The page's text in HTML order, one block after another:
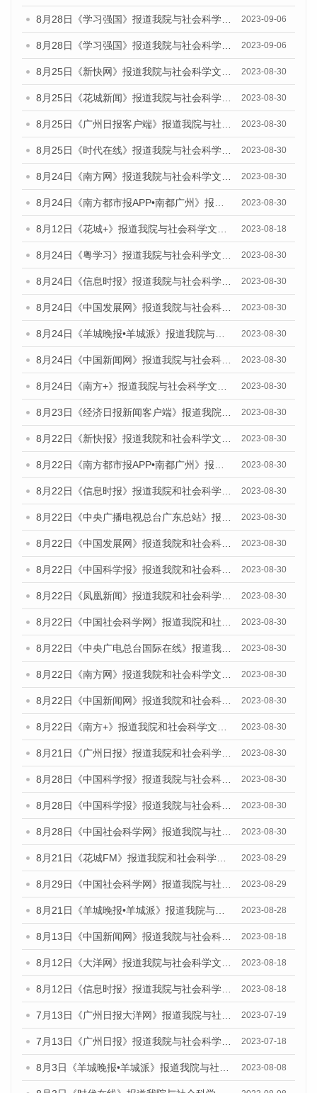
8月28日《学习强国》报道我院与社会科学文献出版社联合发布《广州蓝皮书：广州创新型城市发展报告（2023）》的媒体文章 2023-09-06
8月28日《学习强国》报道我院与社会科学文献出版社联合发布《广州蓝皮书：广州创新型城市发展报告（2023）》的媒体文章 2023-09-06
8月25日《新快网》报道我院与社会科学文献出版社联合发布《广州蓝皮书：广州文化产业发展报告（2023）》的媒体文章 2023-08-30
8月25日《花城新闻》报道我院与社会科学文献出版社联合发布《广州蓝皮书：广州文化产业发展报告（2023）》的媒体文章 2023-08-30
8月25日《广州日报客户端》报道我院与社会科学文献出版社联合发布《广州蓝皮书：广州文化产业发展报告（2023）》的媒体文章 2023-08-30
8月25日《时代在线》报道我院与社会科学文献出版社联合发布《广州蓝皮书：广州文化产业发展报告（2023）》的媒体文章 2023-08-30
8月24日《南方网》报道我院与社会科学文献出版社联合发布《广州蓝皮书：广州文化产业发展报告（2023）》的媒体文章 2023-08-30
8月24日《南方都市报APP•南都广州》报道我院与社会科学文献出版社联合发布《广州蓝皮书：广州文化产业发展报告（2023）》的媒体文章 2023-08-30
8月12日《花城+》报道我院与社会科学文献出版社联合发布的《广州蓝皮书：广州社会发展报告（2023）》视频采访 2023-08-18
8月24日《粤学习》报道我院与社会科学文献出版社联合发布《广州蓝皮书：广州文化产业发展报告（2023）》的媒体文章 2023-08-30
8月24日《信息时报》报道我院与社会科学文献出版社联合发布《广州蓝皮书：广州文化产业发展报告（2023）》的媒体文章 2023-08-30
8月24日《中国发展网》报道我院与社会科学文献出版社联合发布《广州蓝皮书：广州文化产业发展报告（2023）》的媒体文章 2023-08-30
8月24日《羊城晚报•羊城派》报道我院与社会科学文献出版社联合发布《广州蓝皮书：广州文化产业发展报告（2023）》的媒体文章 2023-08-30
8月24日《中国新闻网》报道我院与社会科学文献出版社联合发布《广州蓝皮书：广州文化产业发展报告（2023）》的媒体文章 2023-08-30
8月24日《南方+》报道我院与社会科学文献出版社联合发布《广州蓝皮书：广州文化产业发展报告（2023）》的媒体文章 2023-08-30
8月23日《经济日报新闻客户端》报道我院和社会科学文献出版社联合发布《广州数字经济发展报告（2023）》蓝皮书的媒体报道 2023-08-30
8月22日《新快报》报道我院和社会科学文献出版社联合发布《广州数字经济发展报告（2023）》蓝皮书的媒体报道 2023-08-30
8月22日《南方都市报APP•南都广州》报道我院和社会科学文献出版社联合发布《广州数字经济发展报告（2023）》蓝皮书的媒体报道 2023-08-30
8月22日《信息时报》报道我院和社会科学文献出版社联合发布《广州数字经济发展报告（2023）》蓝皮书的媒体报道 2023-08-30
8月22日《中央广播电视总台广东总站》报道我院和社会科学文献出版社联合发布《广州数字经济发展报告（2023）》蓝皮书的媒体报道 2023-08-30
8月22日《中国发展网》报道我院和社会科学文献出版社联合发布《广州数字经济发展报告（2023）》蓝皮书的媒体报道 2023-08-30
8月22日《中国科学报》报道我院和社会科学文献出版社联合发布《广州数字经济发展报告（2023）》蓝皮书的媒体报道 2023-08-30
8月22日《凤凰新闻》报道我院和社会科学文献出版社联合发布《广州数字经济发展报告（2023）》蓝皮书的媒体报道 2023-08-30
8月22日《中国社会科学网》报道我院和社会科学文献出版社联合发布《广州数字经济发展报告（2023）》蓝皮书的媒体报道 2023-08-30
8月22日《中央广电总台国际在线》报道我院和社会科学文献出版社联合发布《广州数字经济发展报告（2023）》蓝皮书的媒体报道 2023-08-30
8月22日《南方网》报道我院和社会科学文献出版社联合发布《广州数字经济发展报告（2023）》蓝皮书的媒体报道 2023-08-30
8月22日《中国新闻网》报道我院和社会科学文献出版社联合发布《广州数字经济发展报告（2023）》蓝皮书的媒体报道 2023-08-30
8月22日《南方+》报道我院和社会科学文献出版社联合发布《广州数字经济发展报告（2023）》蓝皮书的媒体报道 2023-08-30
8月21日《广州日报》报道我院和社会科学文献出版社联合发布《广州数字经济发展报告（2023）》蓝皮书的媒体文章 2023-08-30
8月28日《中国科学报》报道我院与社会科学文献出版社联合发布《广州蓝皮书：广州创新型城市发展报告（2023）》的媒体文章 2023-08-30
8月28日《中国科学报》报道我院与社会科学文献出版社联合发布《广州蓝皮书：广州创新型城市发展报告（2023）》的媒体文章 2023-08-30
8月28日《中国社会科学网》报道我院与社会科学文献出版社联合发布《广州蓝皮书：广州创新型城市发展报告（2023）》的媒体文章 2023-08-30
8月21日《花城FM》报道我院和社会科学文献出版社联合发布《广州数字经济发展报告（2023）》蓝皮书的媒体文章 2023-08-29
8月29日《中国社会科学网》报道我院与社会科学文献出版社联合发布《广州蓝皮书：广州文化产业发展报告（2022）》的媒体文章 2023-08-29
8月21日《羊城晚报•羊城派》报道我院与社会科学文献出版社联合发布《广州蓝皮书：广州数字经济发展报告（2023）》的媒体文章 2023-08-28
8月13日《中国新闻网》报道我院与社会科学文献出版社联合发布的《广州蓝皮书：广州社会发展报告（2023）》媒体文章 2023-08-18
8月12日《大洋网》报道我院与社会科学文献出版社联合发布的《广州蓝皮书：广州社会发展报告（2023）》媒体文章 2023-08-18
8月12日《信息时报》报道我院与社会科学文献出版社联合发布的《广州蓝皮书：广州社会发展报告（2023）》媒体文章 2023-08-18
7月13日《广州日报大洋网》报道我院与社会科学文献出版社联合发布了《广州蓝皮书：广州城乡融合发展报告（2023）》的视频采访 2023-07-19
7月13日《广州日报》报道我院与社会科学文献出版社联合发布了《广州蓝皮书：广州城乡融合发展报告（2023）》的视频采访 2023-07-18
8月3日《羊城晚报•羊城派》报道我院与社会科学文献出版社联合发布的《广州蓝皮书：广州城市国际化发展报告（2023）——中国式现代化与城市国际化》媒体文章 2023-08-08